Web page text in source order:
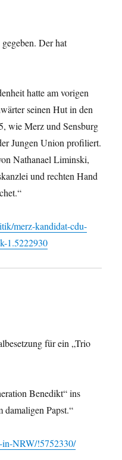
Der hat
hatte am vorigen
seinen Hut in den
wie Merz und Sensburg
Jungen Union profiliert.
Nathanael Liminski,
und rechten Hand
merz-kandidat-cdu-
1.5222930
für ein „Trio
Benedikt“ ins
damaligen Papst.“
in-NRW/!5752330/